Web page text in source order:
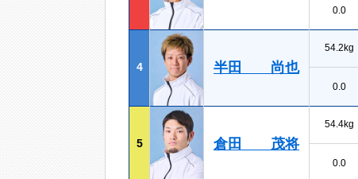
0.0
4 半田 尚也
54.2kg
0.0
5 倉田 茂将
54.4kg
0.0